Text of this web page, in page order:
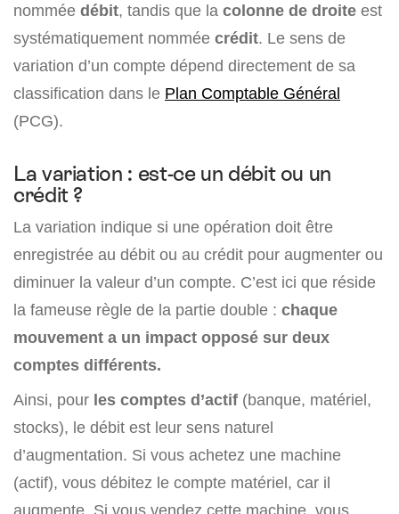
nommée débit, tandis que la colonne de droite est
systématiquement nommée crédit. Le sens de
variation d’un compte dépend directement de sa
classification dans le Plan Comptable Général
(PCG).
La variation : est-ce un débit ou un
crédit ?
La variation indique si une opération doit être
enregistrée au débit ou au crédit pour augmenter ou
diminuer la valeur d’un compte. C’est ici que réside
la fameuse règle de la partie double : chaque
mouvement a un impact opposé sur deux
comptes différents.
Ainsi, pour les comptes d’actif (banque, matériel,
stocks), le débit est leur sens naturel
d’augmentation. Si vous achetez une machine
(actif), vous débitez le compte matériel, car il
augmente. Si vous vendez cette machine, vous